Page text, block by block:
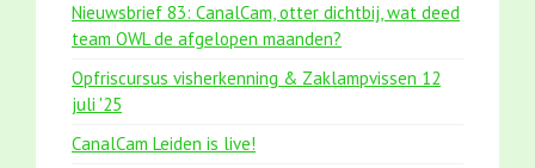
Nieuwsbrief 83: CanalCam, otter dichtbij, wat deed
team OWL de afgelopen maanden?
Opfriscursus visherkenning & Zaklampvissen 12
juli '25
CanalCam Leiden is live!